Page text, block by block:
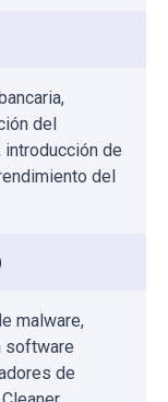
del
introducción de
del
malware,
software
de